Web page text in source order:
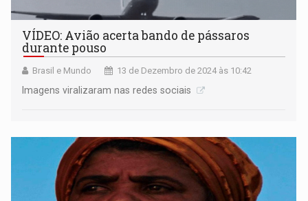
VÍDEO: Avião acerta bando de pássaros
durante pouso
Brasil e Mundo 13 de Dezembro de 2024 às 10:42
Imagens viralizaram nas redes sociais